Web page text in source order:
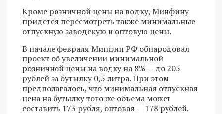
Кроме розничной цены на водку, Минфину
придется пересмотреть также минимальные
отпускную заводскую и оптовую цены.
В начале февраля Минфин РФ обнародовал
проект об увеличении минимальной
розничной цены на водку на 8% — до 205
рублей за бутылку 0,5 литра. При этом
предполагалось, что минимальная отпускная
цена на бутылку того же объема может
составить 173 рубля, оптовая — 178 рублей.